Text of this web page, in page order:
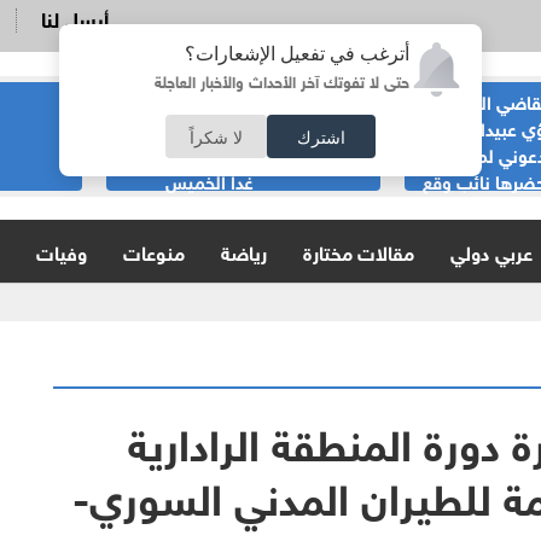
أترغب في تفعيل الإشعارات؟
حتى لا تفوتك آخر الأحداث والأخبار العاجلة
اشترك لا شكراً
أرسل لنا
السابق
عبيدات :لا
لمناسبة
نائب وقع
الحياصات ينفي
صحة انباء صدور
نتائج الثانوية العامة
غدا الخميس
عربي دولي مقالات مختارة رياضة منوعات وفيات
المنطقة الرادارية
للطيران المدني السوري-